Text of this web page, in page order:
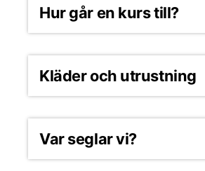
Hur går en kurs till?
Kläder och utrustning
Var seglar vi?